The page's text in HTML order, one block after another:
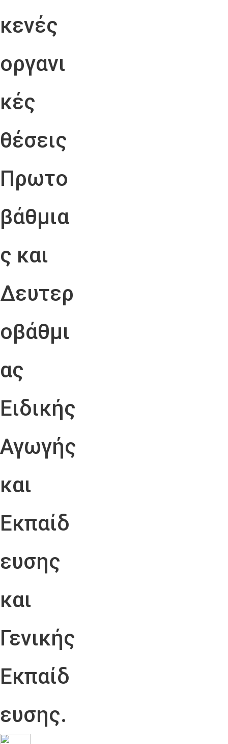
κενές
οργανι
κές
θέσεις
Πρωτο
βάθμια
ς και
Δευτερ
οβάθμι
ας
Ειδικής
Αγωγής
και
Εκπαίδ
ευσης
και
Γενικής
Εκπαίδ
ευσης.